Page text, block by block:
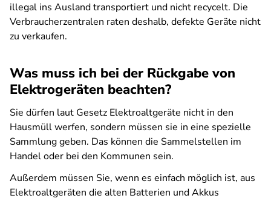
illegal ins Ausland transportiert und nicht recycelt. Die
Verbraucherzentralen raten deshalb, defekte Geräte nicht
zu verkaufen.
Was muss ich bei der Rückgabe von
Elektrogeräten beachten?
Sie dürfen laut Gesetz Elektroaltgeräte nicht in den
Hausmüll werfen, sondern müssen sie in eine spezielle
Sammlung geben. Das können die Sammelstellen im
Handel oder bei den Kommunen sein.
Außerdem müssen Sie, wenn es einfach möglich ist, aus
Elektroaltgeräten die alten Batterien und Akkus